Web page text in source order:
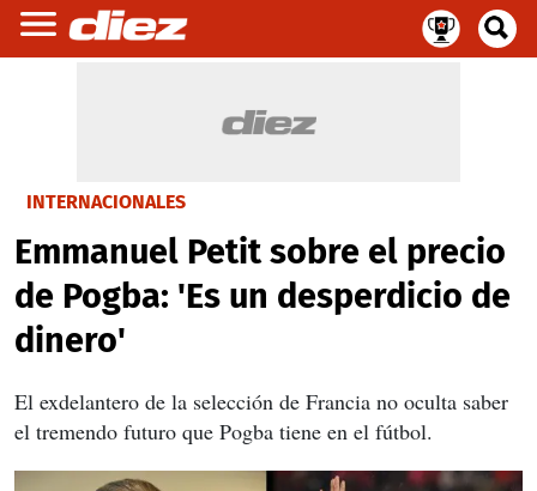
INTERNACIONALES
Emmanuel Petit sobre el precio
de Pogba: 'Es un desperdicio de
dinero'
El exdelantero de la selección de Francia no oculta saber
el tremendo futuro que Pogba tiene en el fútbol.